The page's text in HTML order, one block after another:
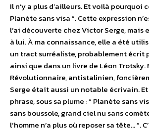
Il n’y a plus d’ailleurs. Et voilà pourquoi
Planète sans visa ”. Cette expression
l’ai découverte chez Victor Serge, mais
à lui. À ma connaissance, elle a été
un tract surréaliste, probablement écrit
ainsi que dans un livre de Léon Trotsky.
Révolutionnaire, antistalinien,
Serge était aussi un notable écrivain.
phrase, sous sa plume : “ Planète sans
sans boussole, grand ciel nu sans
l’homme n’a plus où reposer sa tête… ”.